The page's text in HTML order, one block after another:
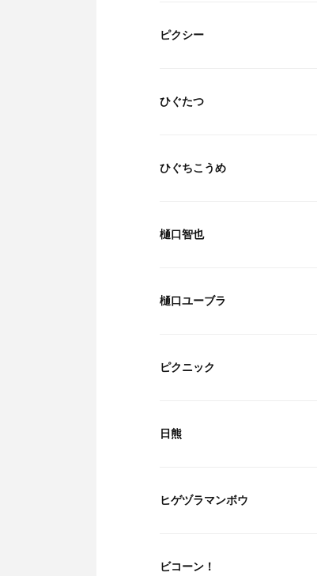
ピクシー
ひぐたつ
ひぐちこうめ
樋口智也
樋口ユーブラ
ピクニック
日熊
ヒゲヅラマンボウ
ビコーン！